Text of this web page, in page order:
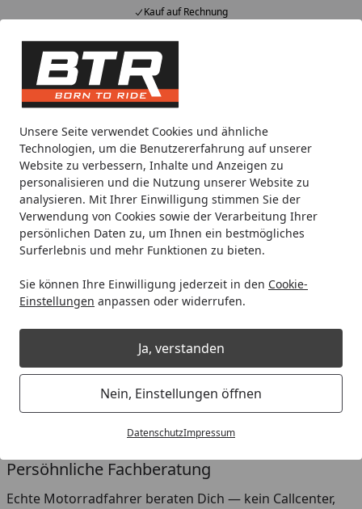
Unsere Seite verwendet Cookies und ähnliche
Technologien, um die Benutzererfahrung auf unserer
Website zu verbessern, Inhalte und Anzeigen zu
personalisieren und die Nutzung unserer Website zu
analysieren. Mit Ihrer Einwilligung stimmen Sie der
Verwendung von Cookies sowie der Verarbeitung Ihrer
persönlichen Daten zu, um Ihnen ein bestmögliches
Surferlebnis und mehr Funktionen zu bieten.
Sie können Ihre Einwilligung jederzeit in den Cookie-
Einstellungen anpassen oder widerrufen.
Ja, verstanden
Nein, Einstellungen öffnen
DatenschutzImpressum
Kauf auf Rechnung
Alle Produkte
Mein Konto
Suchen
Startseite
Unsere Serviceleistungen
Unser Service
Persöhnliche Fachberatung
Echte Motorradfahrer beraten Dich — kein Callcenter,